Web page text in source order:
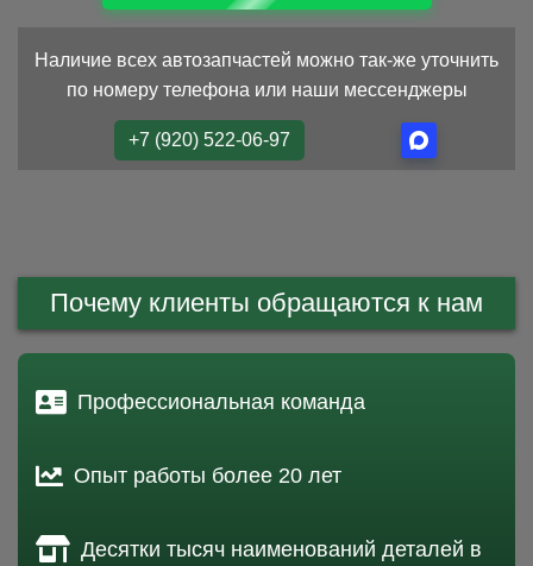
Наличие всех автозапчастей можно так-же уточнить
по номеру телефона или наши мессенджеры
+7 (920) 522-06-97
Почему клиенты обращаются к нам
Профессиональная команда
Опыт работы более 20 лет
Десятки тысяч наименований деталей в